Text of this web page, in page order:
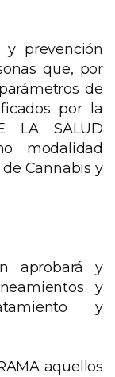
prevención
que, por
de
por la
LA SALUD
modalidad
Cannabis y
aprobará y
y
y
aquellos